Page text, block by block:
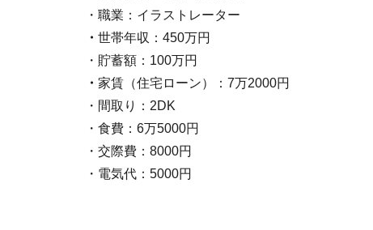
・職業：イラストレーター
・ 世帯年収：450万円
・貯蓄額：100万円
・ 家賃（住宅ローン）：7万2000円
・間取り：2DK
・食費：6万5000円
・交際費：8000円
・電気代：5000円